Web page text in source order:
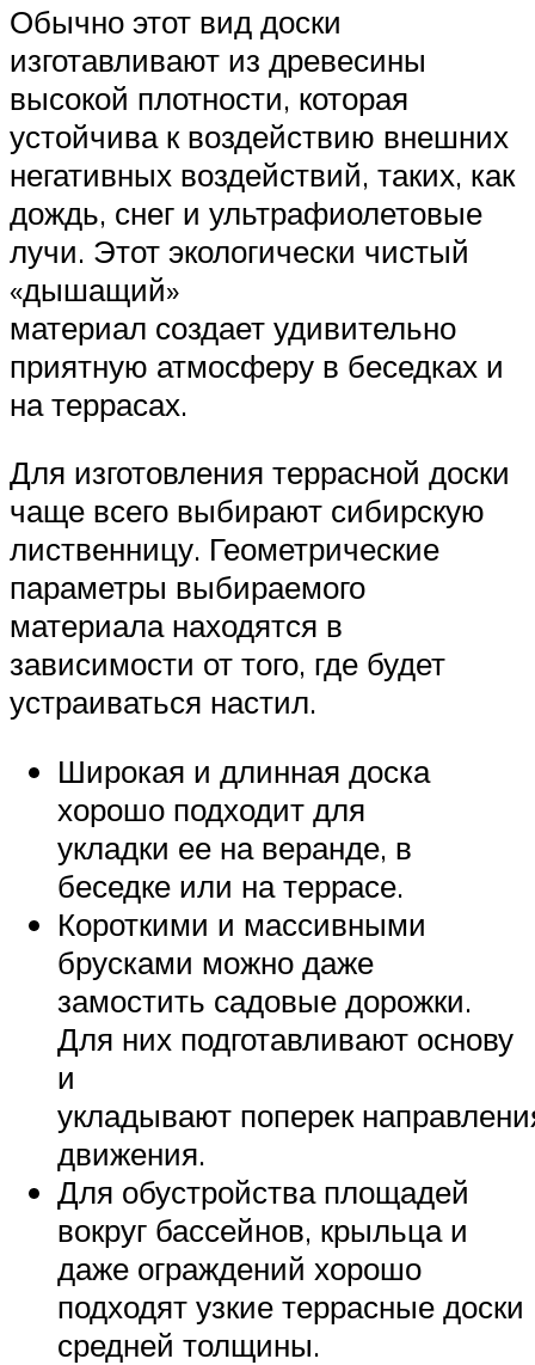
Обычно этот вид доски
изготавливают из древесины
высокой плотности, которая
устойчива к воздействию внешних
негативных воздействий, таких, как
дождь, снег и ультрафиолетовые
лучи. Этот экологически чистый
«дышащий»
материал создает удивительно
приятную атмосферу в беседках и
на террасах.
Для изготовления террасной доски
чаще всего выбирают сибирскую
лиственницу. Геометрические
параметры выбираемого
материала находятся в
зависимости от того, где будет
устраиваться настил.
Широкая и длинная доска
хорошо подходит для
укладки ее на веранде, в
беседке или на террасе.
Короткими и массивными
брусками можно даже
замостить садовые дорожки.
Для них подготавливают основу
и
укладывают поперек
движения.
Для обустройства площадей
вокруг бассейнов, крыльца и
даже ограждений хорошо
подходят узкие террасные доски
средней толщины.